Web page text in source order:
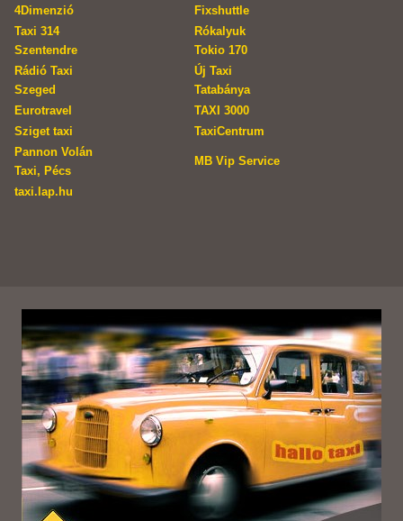
4Dimenzió
Fixshuttle
Taxi 314
Szentendre
Rókalyuk
Tokio 170
Rádió Taxi
Szeged
Új Taxi
Tatabánya
Eurotravel
TAXI 3000
Sziget taxi
TaxiCentrum
Pannon Volán
Taxi, Pécs
MB Vip Service
taxi.lap.hu